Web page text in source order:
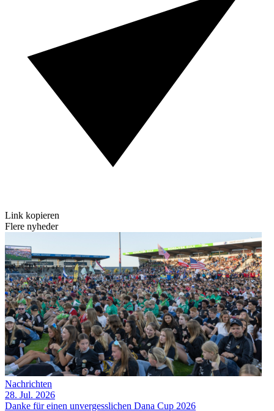
Link kopieren
Flere nyheder
Nachrichten
28. Jul. 2026
Danke für einen unvergesslichen Dana Cup 2026